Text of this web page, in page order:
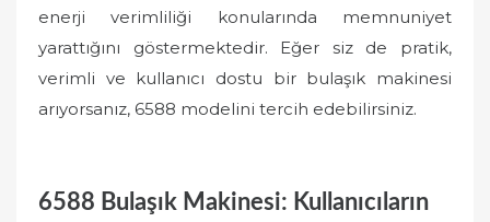
enerji verimliliği konularında memnuniyet
yarattığını göstermektedir. Eğer siz de pratik,
verimli ve kullanıcı dostu bir bulaşık makinesi
arıyorsanız, 6588 modelini tercih edebilirsiniz.
6588 Bulaşık Makinesi: Kullanıcıların